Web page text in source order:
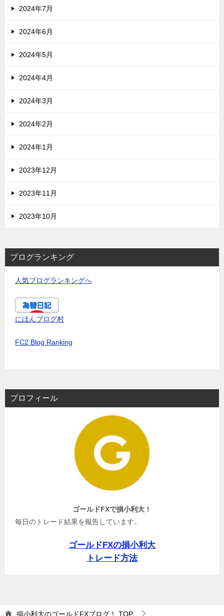
2024年7月
2024年6月
2024年5月
2024年4月
2024年3月
2024年2月
2024年1月
2023年12月
2023年11月
2023年10月
ブログランキング
人気ブログランキングへ
にほんブログ村
FC2 Blog Ranking
プロフィール
ゴールドFXで損小利大！
毎日のトレード結果を報告しています。
ゴールドFXの損小利大
トレード方法
損小利大のゴールドFXブログ！ TOP